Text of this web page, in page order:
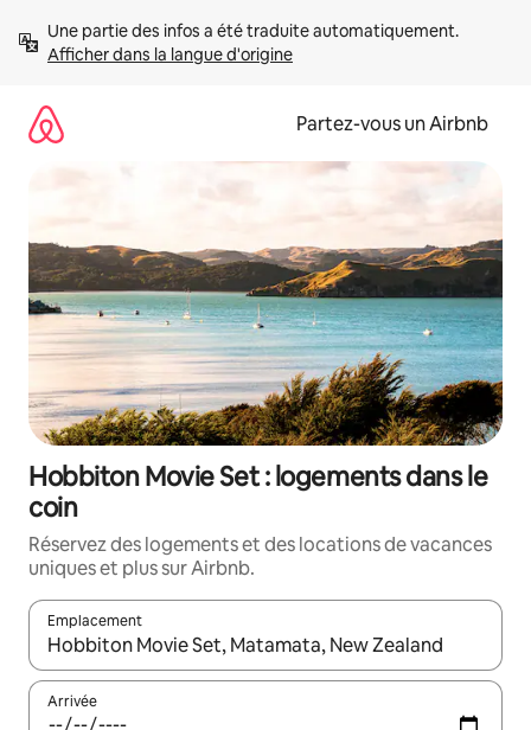
directement
Afficher dans la langue d'origine
Partez-vous un Airbnb
Hobbiton Movie Set : logements dans le
coin
Réservez des logements et des locations de vacances
uniques et plus sur Airbnb.
Emplacement
Quand les résultats sont affichés, parcourez-les en utilisant
Arrivée